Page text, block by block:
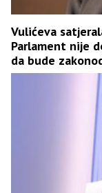
Vulićeva
Parlament nije
da bude